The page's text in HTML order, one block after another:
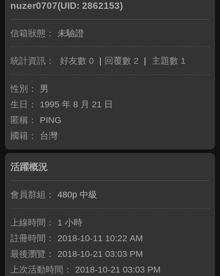
nuzer0707(UID: 2862153)
信箱狀態： 未驗證
統計資訊： 好友數 0 回覆數 2 主題數 1
性別：
男
生日：
1995 年 8 月 21 日
匿稱：
PING
國籍：
台灣
活躍概況
會員群組： 480p 中級
上線時間：
1 小時
註冊時間：
2018-10-11 10:22 AM
最後瀏覽：
2018-10-21 03:03 PM
上次活動時間：
2018-10-21 03:03 PM